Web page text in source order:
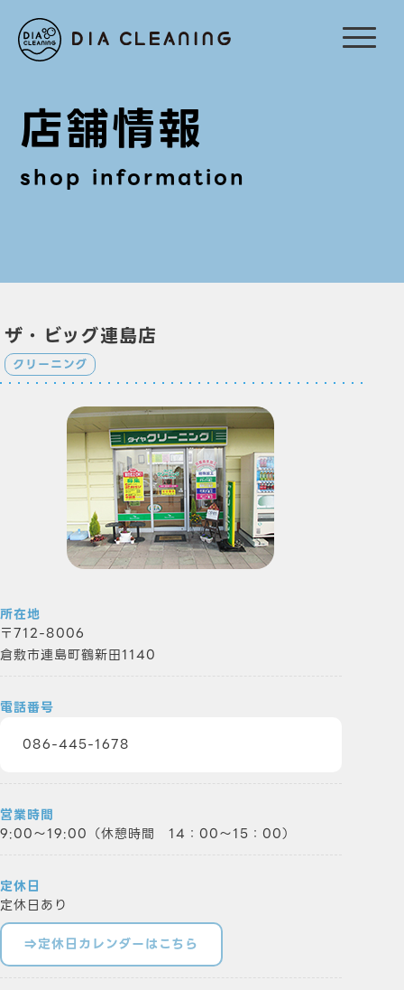
店舗情報
shop information
ザ・ビッグ連島店
クリーニング
所在地
712-8006
倉敷市連島町鶴新田1140
電話番号
086-445-1678
営業時間
9:00～19:00（休憩時間 14：00～15：00）
定休日
定休日あり
⇒定休日カレンダーはこちら